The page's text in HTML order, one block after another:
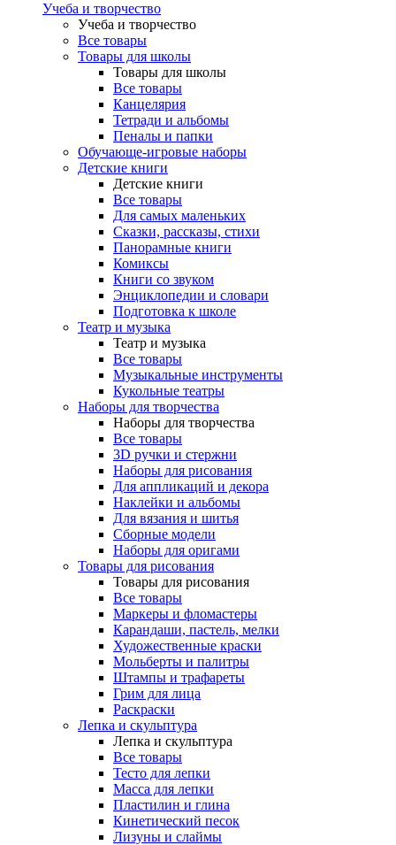
Учеба и творчество
Учеба и творчество
Все товары
Товары для школы
Товары для школы
Все товары
Канцелярия
Тетради и альбомы
Пеналы и папки
Обучающе-игровые наборы
Детские книги
Детские книги
Все товары
Для самых маленьких
Сказки, рассказы, стихи
Панорамные книги
Комиксы
Книги со звуком
Энциклопедии и словари
Подготовка к школе
Театр и музыка
Театр и музыка
Все товары
Музыкальные инструменты
Кукольные театры
Наборы для творчества
Наборы для творчества
Все товары
3D ручки и стержни
Наборы для рисования
Для аппликаций и декора
Наклейки и альбомы
Для вязания и шитья
Сборные модели
Наборы для оригами
Товары для рисования
Товары для рисования
Все товары
Маркеры и фломастеры
Карандаши, пастель, мелки
Художественные краски
Мольберты и палитры
Штампы и трафареты
Грим для лица
Раскраски
Лепка и скульптура
Лепка и скульптура
Все товары
Тесто для лепки
Масса для лепки
Пластилин и глина
Кинетический песок
Лизуны и слаймы